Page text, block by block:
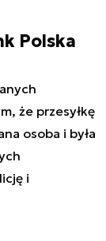
Polska
że przesyłkę
osoba i była
i